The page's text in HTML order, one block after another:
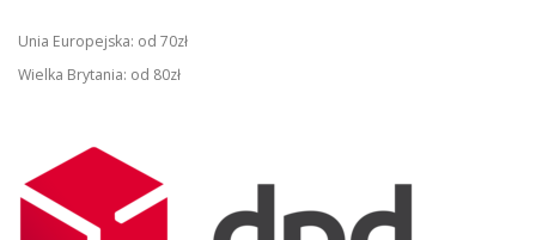
Unia Europejska: od 70zł
Wielka Brytania: od 80zł